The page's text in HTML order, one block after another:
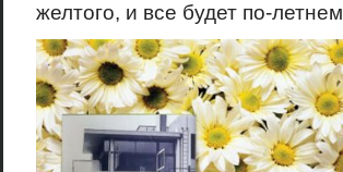
желтого, и все будет по-